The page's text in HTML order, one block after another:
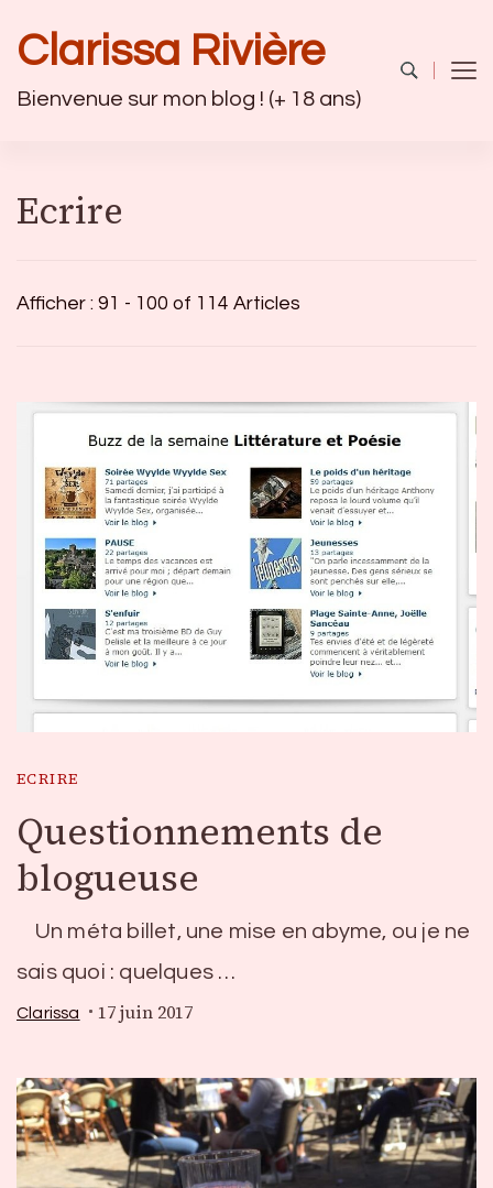
Clarissa Rivière
Bienvenue sur mon blog ! (+ 18 ans)
Ecrire
Afficher : 91 - 100 of 114 Articles
ECRIRE
Questionnements de
blogueuse
Un méta billet, une mise en abyme, ou je ne
sais quoi : quelques …
Clarissa 17 juin 2017